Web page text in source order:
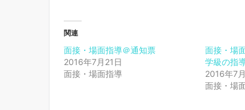
関連
面接・場面指導＠通知票
2016年7月21日
面接・場面指導
面接・場
学級の指
2016年7
面接・場